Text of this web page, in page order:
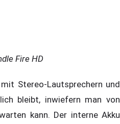
Fire HD
Stereo-Lautsprechern und
bleibt, inwiefern man von
kann. Der interne Akku